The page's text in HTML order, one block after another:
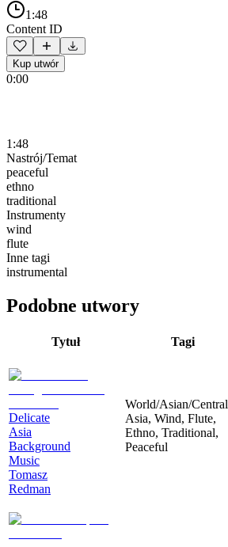
1:48
Content ID
Kup utwór
0:00
1:48
Nastrój/Temat
peaceful
ethno
traditional
Instrumenty
wind
flute
Inne tagi
instrumental
Podobne utwory
Tytuł Tagi
Delicate
Asia
Background
Music
Tomasz
Redman
World/Asian/Central
Asia, Wind, Flute,
Ethno, Traditional,
Peaceful